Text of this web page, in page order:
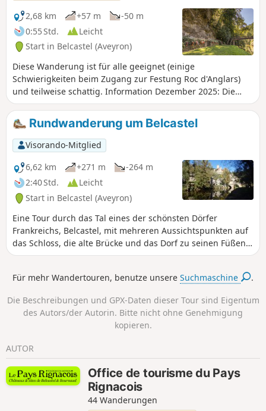
2,68 km
+57 m
-50 m
0:55 Std.
Leicht
Start in Belcastel (Aveyron)
Diese Wanderung ist für alle geeignet (einige
Schwierigkeiten beim Zugang zur Festung Roc d'Anglars)
und teilweise schattig. Information Dezember 2025: Die
Fußgängerbrücke wird derzeit renoviert, daher ist die
Wanderung nicht zugänglich.
Rundwanderung um Belcastel
Visorando-Mitglied
6,62 km
+271 m
-264 m
2:40 Std.
Leicht
Start in Belcastel (Aveyron)
Eine Tour durch das Tal eines der schönsten Dörfer
Frankreichs, Belcastel, mit mehreren Aussichtspunkten auf
das Schloss, die alte Brücke und das Dorf zu seinen Füßen.
Sie kommen auch am Fort du Roc d'Anglars vorbei und
Lourdou mit ihrer Jungfrau Maria.
Für mehr Wandertouren, benutze unsereSuchmaschine .
Die Beschreibungen und GPX-Daten dieser Tour sind Eigentum
des Autors/der Autorin. Bitte nicht ohne Genehmigung
kopieren.
AUTOR
Office de tourisme du Pays
Rignacois
44 Wanderungen